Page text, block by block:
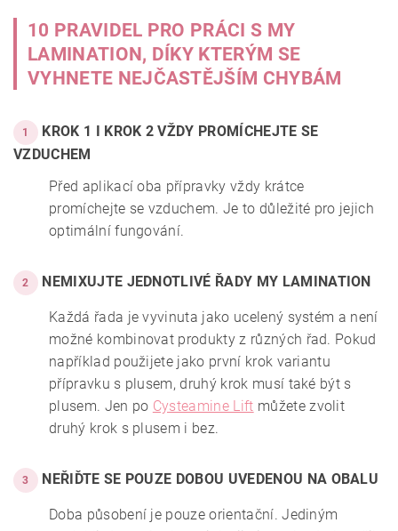
10 PRAVIDEL PRO PRÁCI S MY
LAMINATION, DÍKY KTERÝM SE
VYHNETE NEJČASTĚJŠÍM CHYBÁM
1
KROK 1 I KROK 2 VŽDY PROMÍCHEJTE SE
VZDUCHEM
Před aplikací oba přípravky vždy krátce
promíchejte se vzduchem. Je to důležité pro jejich
optimální fungování.
2 NEMIXUJTE JEDNOTLIVÉ ŘADY MY LAMINATION
Každá řada je vyvinuta jako ucelený systém a není
možné kombinovat produkty z různých řad. Pokud
například použijete jako první krok variantu
přípravku s plusem, druhý krok musí také být s
plusem. Jen po Cysteamine Lift můžete zvolit
druhý krok s plusem i bez.
3 NEŘIĎTE SE POUZE DOBOU UVEDENOU NA OBALU
Doba působení je pouze orientační. Jediným